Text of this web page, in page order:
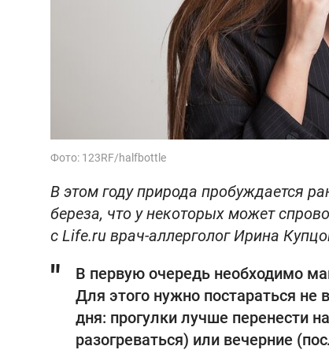
Фото: 123RF/halfbottle
В этом году природа пробуждается
береза, что у некоторых может
с Life.ru врач-аллерголог Ирина
В первую очередь необходимо
Для этого нужно постараться не
дня: прогулки лучше перенести
разогреваться) или вечерние